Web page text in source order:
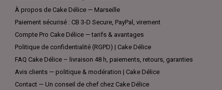
À propos de Cake Délice — Marseille
Paiement sécurisé : CB 3-D Secure, PayPal, virement
Compte Pro Cake Délice — tarifs & avantages
Politique de confidentialité (RGPD) | Cake Délice
FAQ Cake Délice – livraison 48 h, paiements, retours, garanties
Avis clients — politique & modération | Cake Délice
Contact — Un conseil de chef chez Cake Délice